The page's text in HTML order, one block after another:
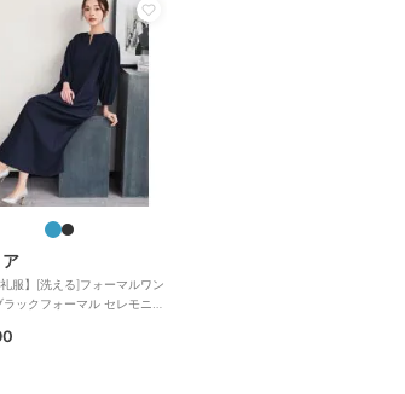
礼服】[洗える]フォーマルワン
ラックフォーマル セレモニー